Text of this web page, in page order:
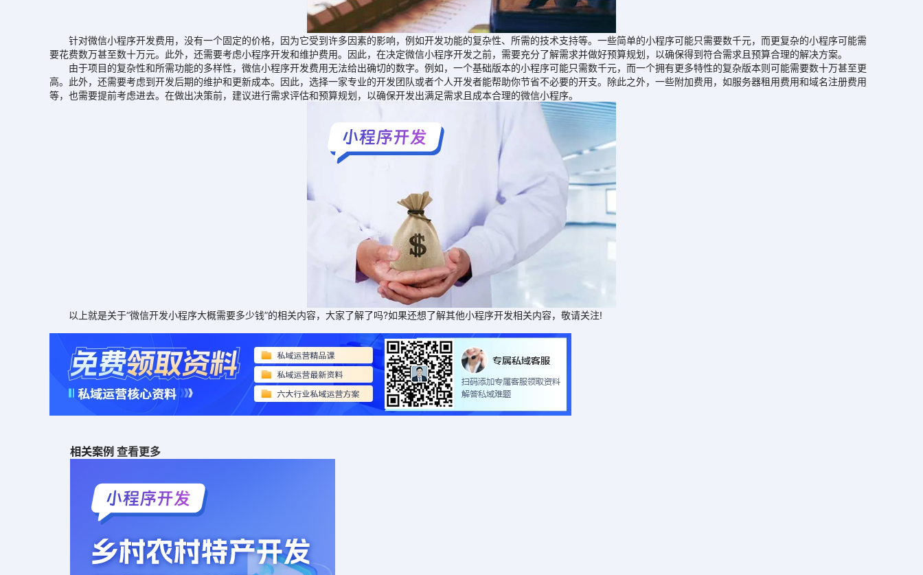
针对微信小程序开发费用，没有一个固定的价格，因为它受到许多因素的影响，例如开发功能的复杂性、所需的技术支持等。一些简单的小程序可能只需要数千元，而更复杂的小程序可能需
要花费数万甚至数十万元。此外，还需要考虑小程序开发和维护费用。因此，在决定微信小程序开发之前，需要充分了解需求并做好预算规划，以确保得到符合需求且预算合理的解决方案。
由于项目的复杂性和所需功能的多样性，微信小程序开发费用无法给出确切的数字。例如，一个基础版本的小程序可能只需数千元，而一个拥有更多特性的复杂版本则可能需要数十万甚至更
高。此外，还需要考虑到开发后期的维护和更新成本。因此，选择一家专业的开发团队或者个人开发者能帮助你节省不必要的开支。除此之外，一些附加费用，如服务器租用费用和域名注册费用
等，也需要提前考虑进去。在做出决策前，建议进行需求评估和预算规划，以确保开发出满足需求且成本合理的微信小程序。
以上就是关于“微信开发小程序大概需要多少钱”的相关内容，大家了解了吗?如果还想了解其他小程序开发相关内容，敬请关注!
相关案例 查看更多